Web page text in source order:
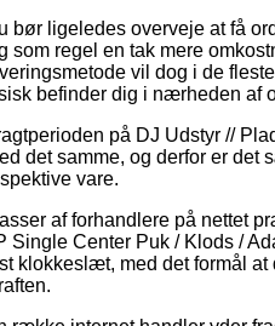
bør ligeledes overveje at få
som regel en tak mere
vil dog i de
befinder dig i nærheden af
på DJ Udstyr //
det samme, og derfor er det
vare.
af forhandlere på nettet
Single Center Puk / Klods /
klokkeslæt, med det formål